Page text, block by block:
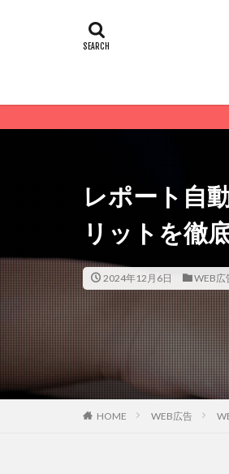
レポート自
リットを徹
2024年12月6日 WEB広
HOME WEB広告